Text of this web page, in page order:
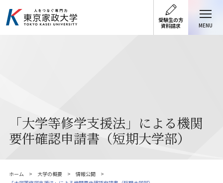
受験生の方
資料請求
MENU
「大学等修学支援法」による機関
要件確認申請書（短期大学部）
ホーム 大学の概要
情報公開